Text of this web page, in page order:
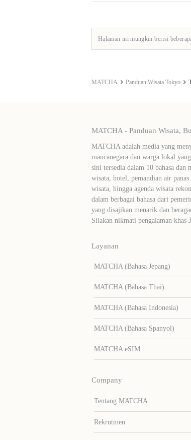
Halaman ini mungkin berisi
MATCHA Panduan Wisata Tokyo
MATCHA - Panduan Wisata,
MATCHA adalah media yang
mancanegara dan warga lokal
sini tersedia dalam 10 bahasa
wisata, hotel, pemandian air
wisata, hingga agenda wisata
dalam berbagai bahasa dari
yang disajikan menarik dan
Silakan nikmati pengalaman khas
Layanan
MATCHA (Bahasa Jepang)
MATCHA (Bahasa Thai)
MATCHA (Bahasa Indonesia)
MATCHA (Bahasa Spanyol)
MATCHA eSIM
Company
Tentang MATCHA
Rekrutmen